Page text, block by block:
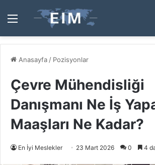
Menü
Anasayfa / Pozisyonlar
Çevre Mühendisliği
Danışmanı Ne İş
Maaşları Ne Kadar?
En İyi Meslekler 23 Mart 2026 0 4